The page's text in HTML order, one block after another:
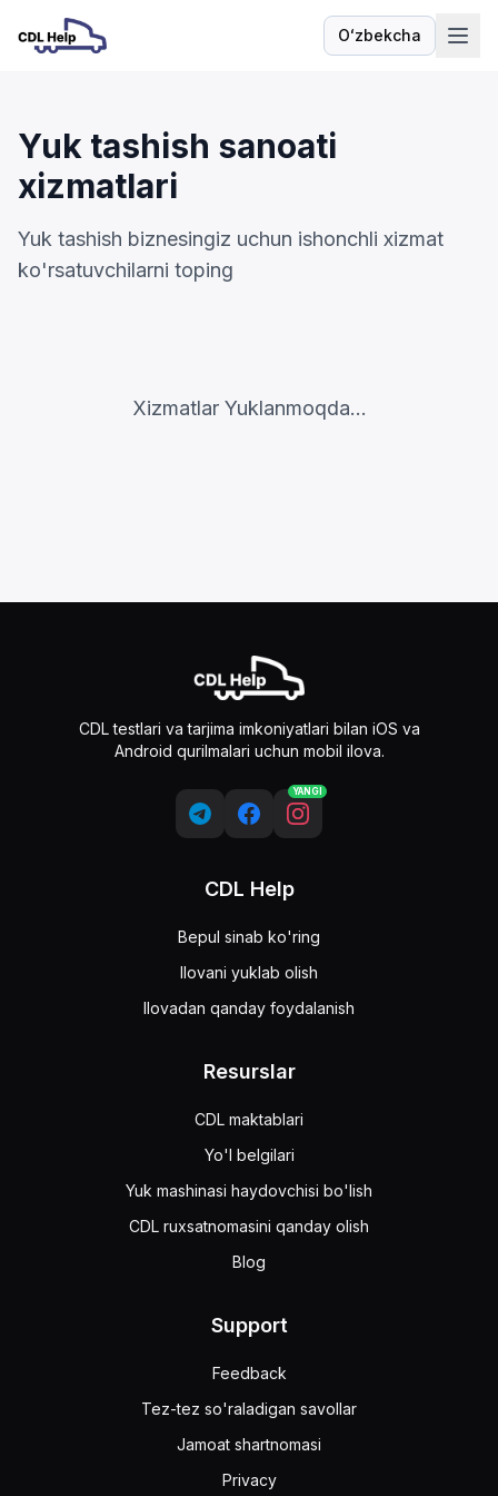
Oʻzbekcha
Til
Yuk tashish sanoati
xizmatlari
Yuk tashish biznesingiz uchun ishonchli xizmat
ko'rsatuvchilarni toping
Xizmatlar Yuklanmoqda...
CDL testlari va tarjima imkoniyatlari bilan iOS va
Android qurilmalari uchun mobil ilova.
YANGI
CDL Help
Bepul sinab ko'ring
Ilovani yuklab olish
Ilovadan qanday foydalanish
Resurslar
CDL maktablari
Yo'l belgilari
Yuk mashinasi haydovchisi bo'lish
CDL ruxsatnomasini qanday olish
Blog
Support
Feedback
Tez-tez so'raladigan savollar
Jamoat shartnomasi
Privacy